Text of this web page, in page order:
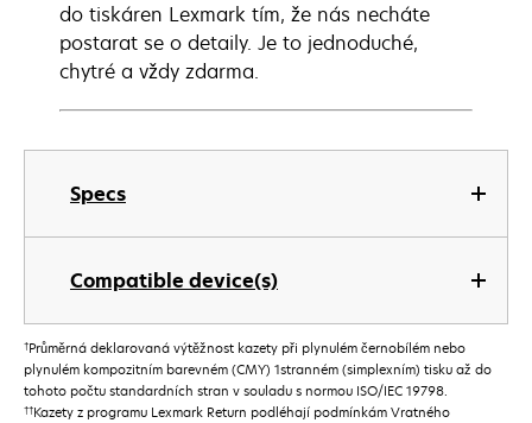
Specs
Compatible device(s)
do tiskáren Lexmark tím, že nás necháte
postarat se o detaily. Je to jednoduché,
chytré a vždy zdarma.
†Průměrná deklarovaná výtěžnost kazety při plynulém černobílém nebo
plynulém kompozitním barevném (CMY) 1stranném (simplexním) tisku až do
tohoto počtu standardních stran v souladu s normou ISO/IEC 19798.
††Kazety z programu Lexmark Return podléhají podmínkám Vratného